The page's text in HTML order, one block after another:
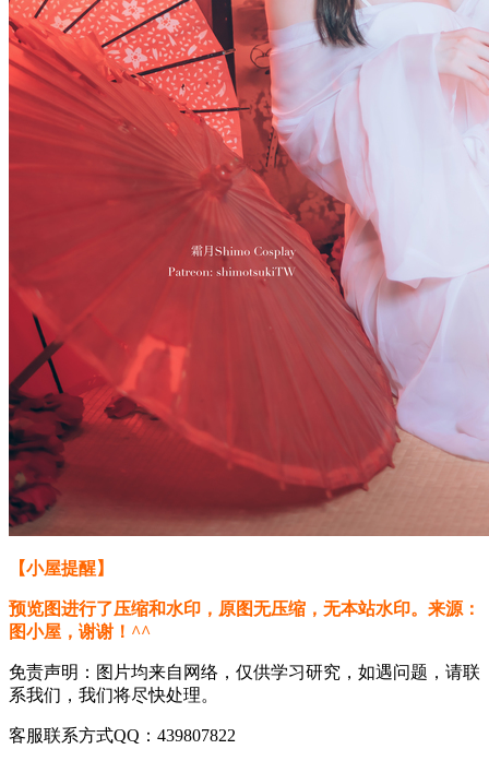
【小屋提醒】
预览图进行了压缩和水印，原图无压缩，无本站水印。来源：
图小屋，谢谢！^^
免责声明：图片均来自网络，仅供学习研究，如遇问题，请联
系我们，我们将尽快处理。
客服联系方式QQ：439807822